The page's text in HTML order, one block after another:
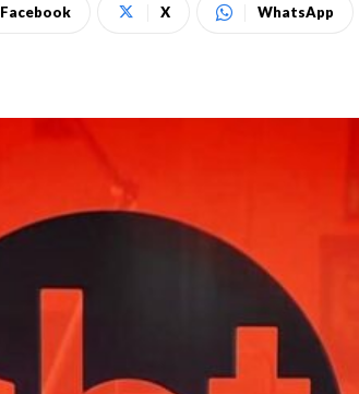
Facebook X WhatsApp